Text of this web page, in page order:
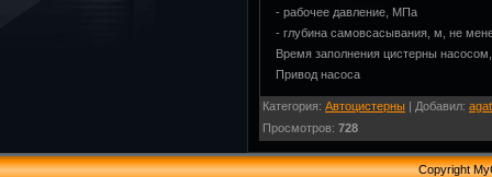
- рабочее давление, МПа
- глубина самовсасывания, м, не
Время заполнения цистерны
Привод насоса
Категория: Автоцистерны | Добавил:
Просмотров: 728
Copyright